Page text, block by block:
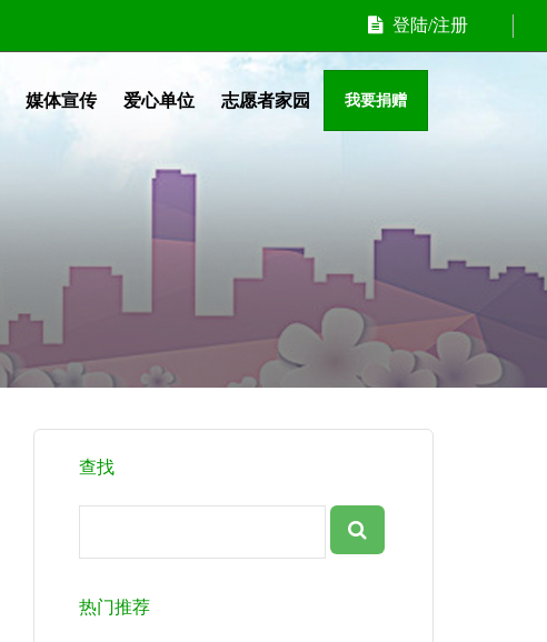
登陆/注册
媒体宣传 爱心单位 志愿者家园 我要捐赠
查找
热门推荐